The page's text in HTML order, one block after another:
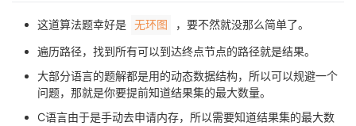
这道算法题幸好是 无环图
，要不然就没那么简单了。
遍历路径，找到所有可以到达终点节点的路径就是结果。
大部分语言的题解都是用的动态数据结构，所以可以规避一个
问题，那就是你要提前知道结果集的最大数量。
C语言由于是手动去申请内存，所以需要知道结果集的最大数